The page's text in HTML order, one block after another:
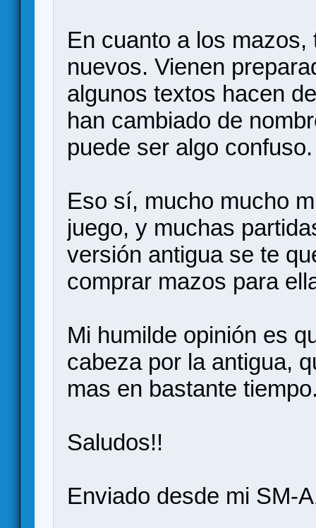
En cuanto a los
nuevos. Vienen
algunos textos hacen
han cambiado de
puede ser algo confuso.
Eso sí, mucho mucho
juego, y muchas
versión antigua se te
comprar mazos para
Mi humilde opinión es
cabeza por la antigua,
mas en bastante
Saludos!!
Enviado desde mi SM-